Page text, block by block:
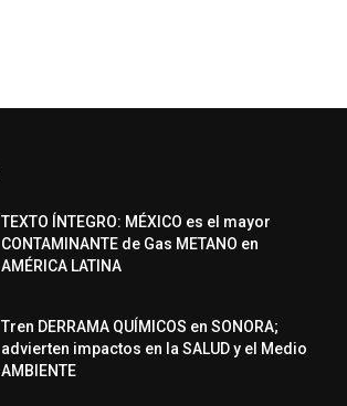
TEXTO ÍNTEGRO: MÉXICO es el mayor
CONTAMINANTE de Gas METANO en
AMÉRICA LATINA
Tren DERRAMA QUÍMICOS en SONORA;
advierten impactos en la SALUD y el Medio
AMBIENTE